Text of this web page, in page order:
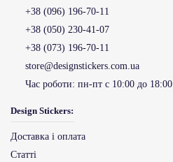
+38 (096) 196-70-11
+38 (050) 230-41-07
+38 (073) 196-70-11
store@designstickers.com.ua
Час роботи: пн-пт с 10:00 до 18:00
Design Stickers:
Доставка і оплата
Статті